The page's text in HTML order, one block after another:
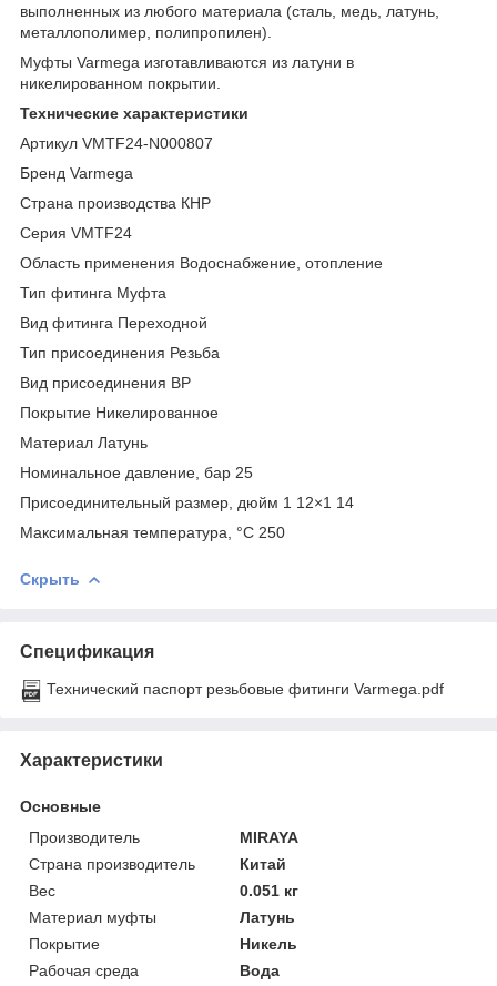
выполненных из любого материала (сталь, медь, латунь,
металлополимер, полипропилен).
Муфты Varmega изготавливаются из латуни в
никелированном покрытии.
Технические характеристики
Артикул VMTF24-N000807
Бренд Varmega
Страна производства КНР
Серия VMTF24
Область применения Водоснабжение, отопление
Тип фитинга Муфта
Вид фитинга Переходной
Тип присоединения Резьба
Вид присоединения ВР
Покрытие Никелированное
Материал Латунь
Номинальное давление, бар 25
Присоединительный размер, дюйм 1 12×1 14
Максимальная температура, °С 250
Скрыть
Спецификация
Технический паспорт резьбовые фитинги Varmega.pdf
Характеристики
Основные
Производитель
MIRAYA
Страна производитель
Китай
Вес
0.051 кг
Материал муфты
Латунь
Покрытие
Никель
Рабочая среда
Вода